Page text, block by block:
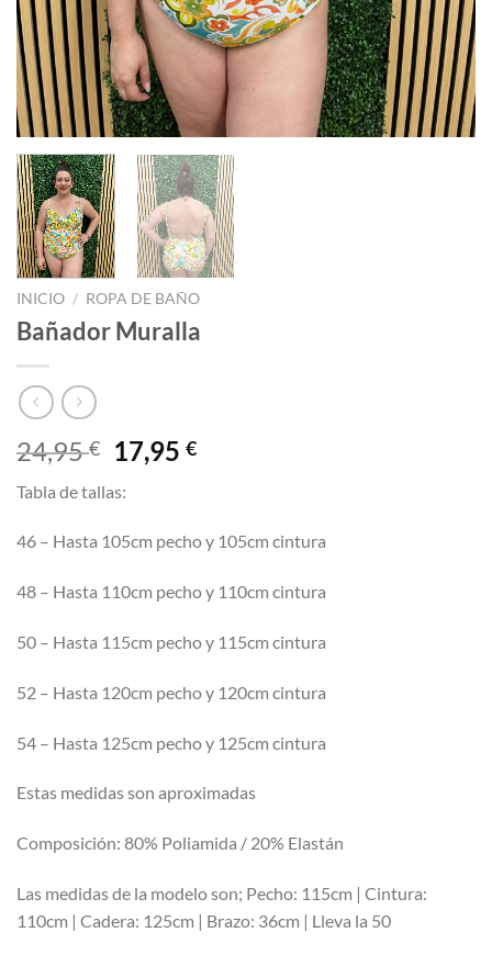
INICIO / ROPA DE BAÑO
Bañador Muralla
24,95€
El
precio
original
era:
24,95 €.
17,95€El
es:
17,95 €.
Tabla de tallas:
46 – Hasta 105cm pecho y 105cm cintura
48 – Hasta 110cm pecho y 110cm cintura
50 – Hasta 115cm pecho y 115cm cintura
52 – Hasta 120cm pecho y 120cm cintura
54 – Hasta 125cm pecho y 125cm cintura
Estas medidas son aproximadas
Composición: 80% Poliamida / 20% Elastán
Las medidas de la modelo son; Pecho: 115cm | Cintura:
110cm | Cadera: 125cm | Brazo: 36cm | Lleva la 50